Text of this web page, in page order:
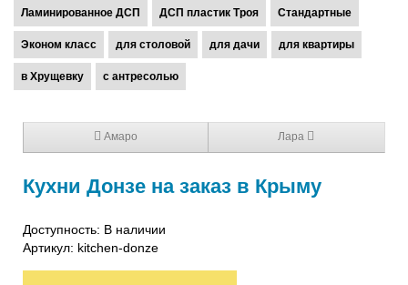
Ламинированное ДСП ДСП пластик Троя Стандартные
Эконом класс для столовой для дачи для квартиры
в Хрущевку с антресолью
Амаро Лара
Кухни Донзе на заказ в Крыму
Доступность: В наличии
Артикул: kitchen-donze